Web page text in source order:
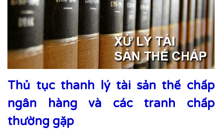
Thủ tục thanh lý tài sản thế chấp
ngân hàng và các tranh chấp
thường gặp